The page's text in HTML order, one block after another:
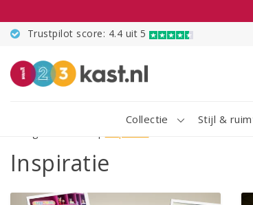
Trustpilot score: 4.4 uit 5
Collectie Stijl &
Inspiratie